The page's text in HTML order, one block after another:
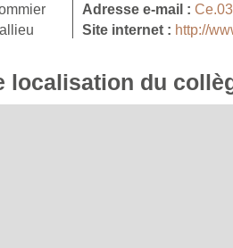
Adresse e-mail :
Site internet : http://
localisation du